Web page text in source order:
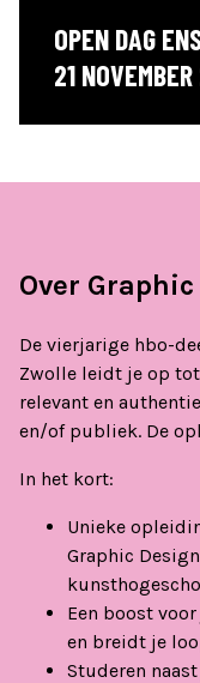
OPEN DAG
21
Over
De vierjarige hbo-
Zwolle leidt je op
relevant en
en/of publiek. De
In het kort:
Unieke
Graphic
Een boost
en breidt je
Studeren